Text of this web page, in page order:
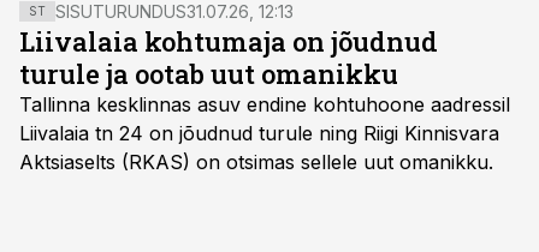
ST SISUTURUNDUS31.07.26, 12:13
Liivalaia kohtumaja on jõudnud
turule ja ootab uut omanikku
Tallinna kesklinnas asuv endine kohtuhoone aadressil
Liivalaia tn 24 on jõudnud turule ning Riigi Kinnisvara
Aktsiaselts (RKAS) on otsimas sellele uut omanikku.